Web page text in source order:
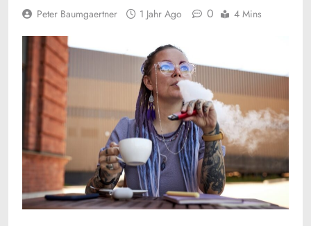
Peter Baumgaertner 1 Jahr Ago 0 4 Mins